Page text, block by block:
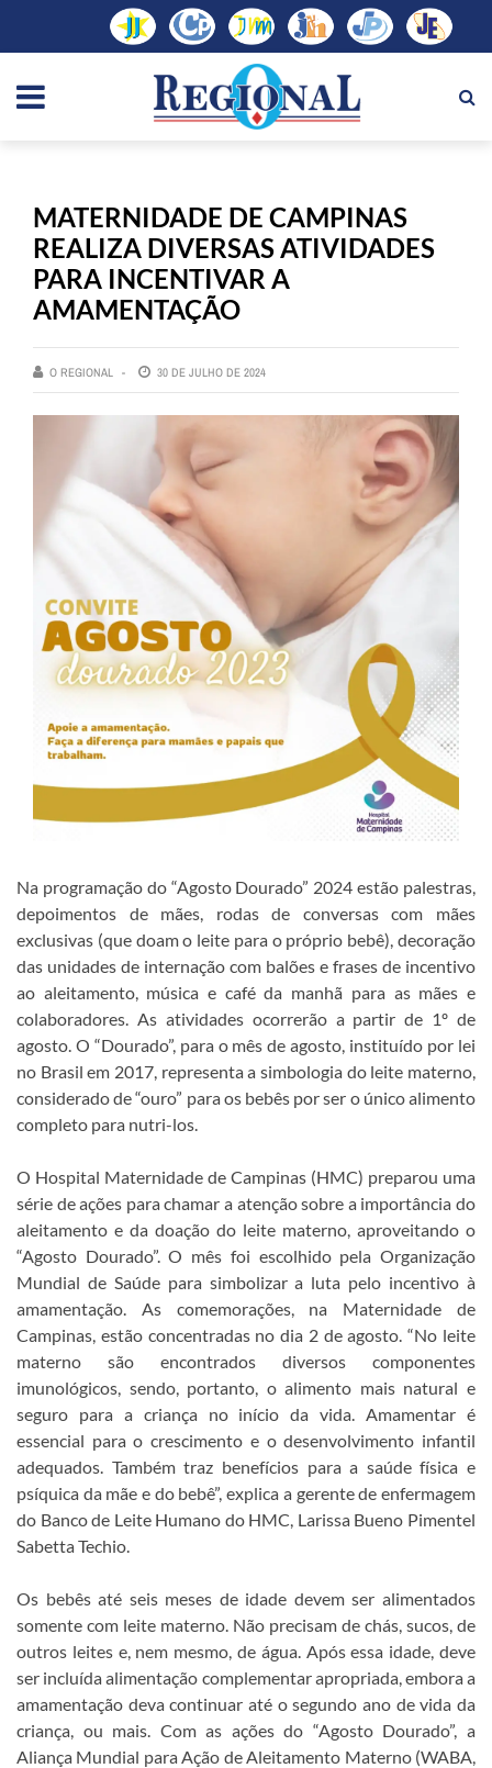
MATERNIDADE DE CAMPINAS
REALIZA DIVERSAS ATIVIDADES
PARA INCENTIVAR A
AMAMENTAÇÃO
O REGIONAL 30 DE JULHO DE 2024
Na programação do “Agosto Dourado” 2024 estão palestras,
depoimentos de mães, rodas de conversas com mães
exclusivas (que doam o leite para o próprio bebê), decoração
das unidades de internação com balões e frases de incentivo
ao aleitamento, música e café da manhã para as mães e
colaboradores. As atividades ocorrerão a partir de 1º de
agosto. O “Dourado”, para o mês de agosto, instituído por lei
no Brasil em 2017, representa a simbologia do leite materno,
considerado de “ouro” para os bebês por ser o único alimento
completo para nutri-los.
O Hospital Maternidade de Campinas (HMC) preparou uma
série de ações para chamar a atenção sobre a importância do
aleitamento e da doação do leite materno, aproveitando o
“Agosto Dourado”. O mês foi escolhido pela Organização
Mundial de Saúde para simbolizar a luta pelo incentivo à
amamentação. As comemorações, na Maternidade de
Campinas, estão concentradas no dia 2 de agosto. “No leite
materno são encontrados diversos componentes
imunológicos, sendo, portanto, o alimento mais natural e
seguro para a criança no início da vida. Amamentar é
essencial para o crescimento e o desenvolvimento infantil
adequados. Também traz benefícios para a saúde física e
psíquica da mãe e do bebê”, explica a gerente de enfermagem
do Banco de Leite Humano do HMC, Larissa Bueno Pimentel
Sabetta Techio.
Os bebês até seis meses de idade devem ser alimentados
somente com leite materno. Não precisam de chás, sucos, de
outros leites e, nem mesmo, de água. Após essa idade, deve
ser incluída alimentação complementar apropriada, embora a
amamentação deva continuar até o segundo ano de vida da
criança, ou mais. Com as ações do “Agosto Dourado”, a
Aliança Mundial para Ação de Aleitamento Materno (WABA,